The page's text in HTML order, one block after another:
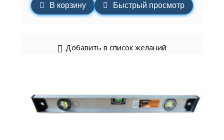
В корзину Быстрый просмотр
Добавить в список желаний